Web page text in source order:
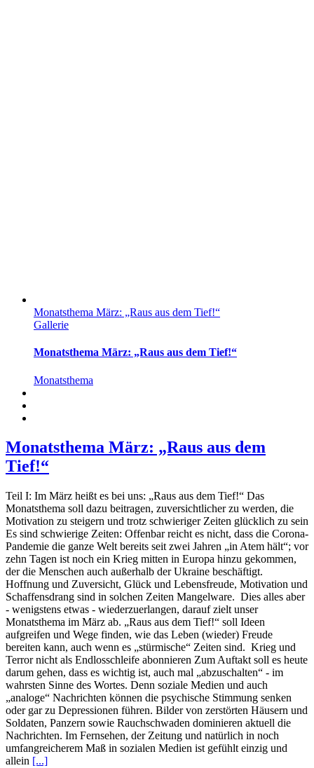
Monatsthema März: „Raus aus dem Tief!“
Gallerie
Monatsthema März: „Raus aus dem Tief!“
Monatsthema
Monatsthema März: „Raus aus dem
Tief!“
Teil I: Im März heißt es bei uns: „Raus aus dem Tief!“ Das
Monatsthema soll dazu beitragen, zuversichtlicher zu werden, die
Motivation zu steigern und trotz schwieriger Zeiten glücklich zu sein
Es sind schwierige Zeiten: Offenbar reicht es nicht, dass die Corona-
Pandemie die ganze Welt bereits seit zwei Jahren „in Atem hält“; vor
zehn Tagen ist noch ein Krieg mitten in Europa hinzu gekommen,
der die Menschen auch außerhalb der Ukraine beschäftigt.
Hoffnung und Zuversicht, Glück und Lebensfreude, Motivation und
Schaffensdrang sind in solchen Zeiten Mangelware. Dies alles aber
- wenigstens etwas - wiederzuerlangen, darauf zielt unser
Monatsthema im März ab. „Raus aus dem Tief!“ soll Ideen
aufgreifen und Wege finden, wie das Leben (wieder) Freude
bereiten kann, auch wenn es „stürmische“ Zeiten sind. Krieg und
Terror nicht als Endlosschleife abonnieren Zum Auftakt soll es heute
darum gehen, dass es wichtig ist, auch mal „abzuschalten“ - im
wahrsten Sinne des Wortes. Denn soziale Medien und auch
„analoge“ Nachrichten können die psychische Stimmung senken
oder gar zu Depressionen führen. Bilder von zerstörten Häusern und
Soldaten, Panzern sowie Rauchschwaden dominieren aktuell die
Nachrichten. Im Fernsehen, der Zeitung und natürlich in noch
umfangreicherem Maß in sozialen Medien ist gefühlt einzig und
allein [...]